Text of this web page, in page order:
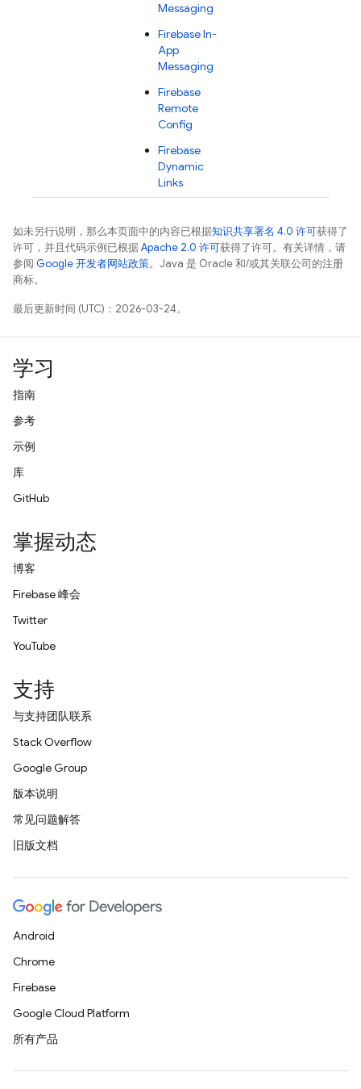
Messaging
Firebase In-
App
Messaging
Firebase
Remote
Config
Firebase
Dynamic
Links
如未另行说明，那么本页面中的内容已根据知识共享署名 4.0 许可获得了
许可，并且代码示例已根据Apache 2.0 许可获得了许可。有关详情，请
参阅 Google 开发者网站政策。Java 是 Oracle 和/或其关联公司的注册
商标。
最后更新时间 (UTC)：2026-03-24。
学习
指南
参考
示例
库
GitHub
掌握动态
博客
Firebase 峰会
Twitter
YouTube
支持
与支持团队联系
Stack Overflow
Google Group
版本说明
常见问题解答
旧版文档
Android
Chrome
Firebase
Google Cloud Platform
所有产品